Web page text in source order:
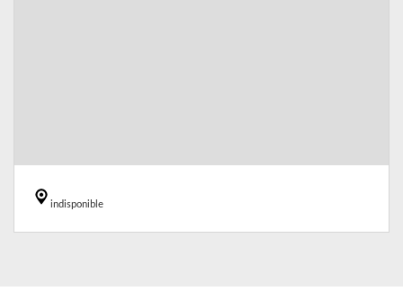
indisponible